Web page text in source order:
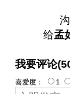
给孟
我要评论
喜爱度： 1